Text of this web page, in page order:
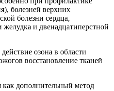
болезней верхних
болезни сердца,
желудка и двенадцатиперстной
озона в области
восстановление тканей
как дополнительный метод